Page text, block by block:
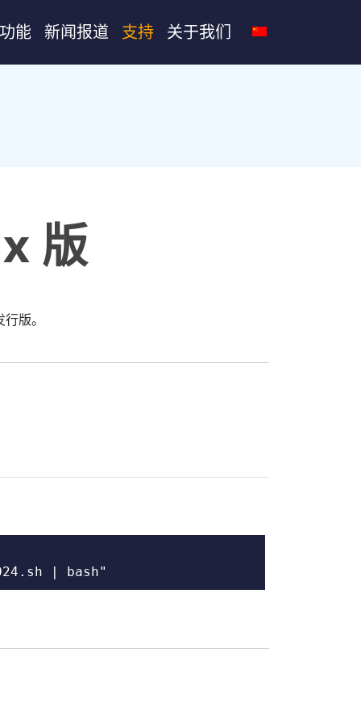
功能 新闻报道 支持 关于我们
版
版。
| bash"